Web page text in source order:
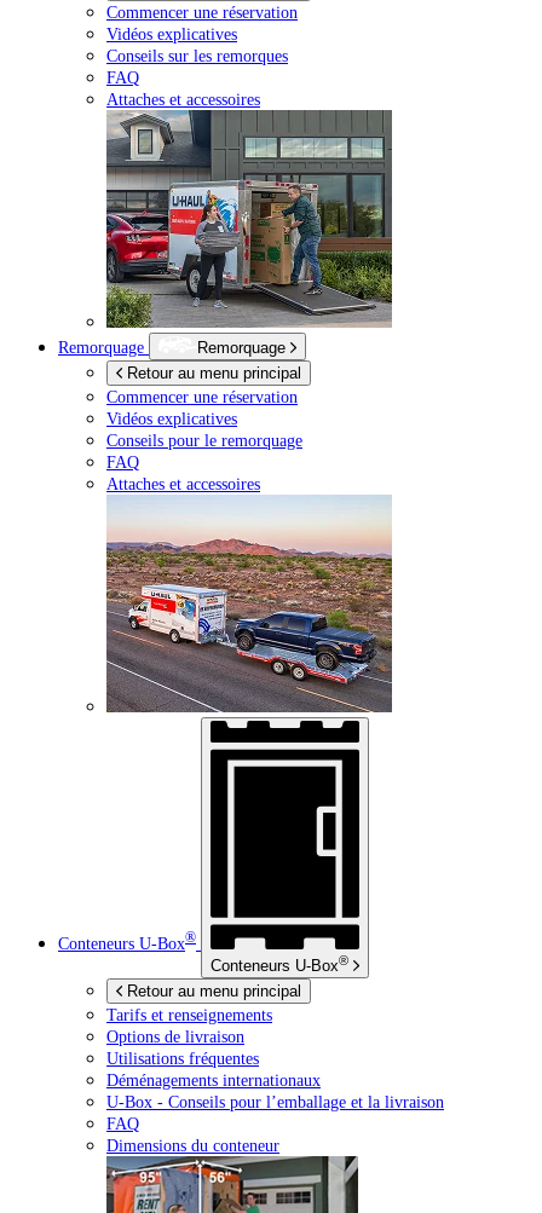
Commencer une réservation
Vidéos explicatives
Conseils sur les remorques
FAQ
Attaches et accessoires
Remorquage
Remorquage
Retour au menu principal
Commencer une réservation
Vidéos explicatives
Conseils pour le remorquage
FAQ
Attaches et accessoires
Conteneurs U-Box®
Conteneurs U-Box®
Retour au menu principal
Tarifs et renseignements
Options de livraison
Utilisations fréquentes
Déménagements internationaux
U-Box - Conseils pour l’emballage et la livraison
FAQ
Dimensions du conteneur